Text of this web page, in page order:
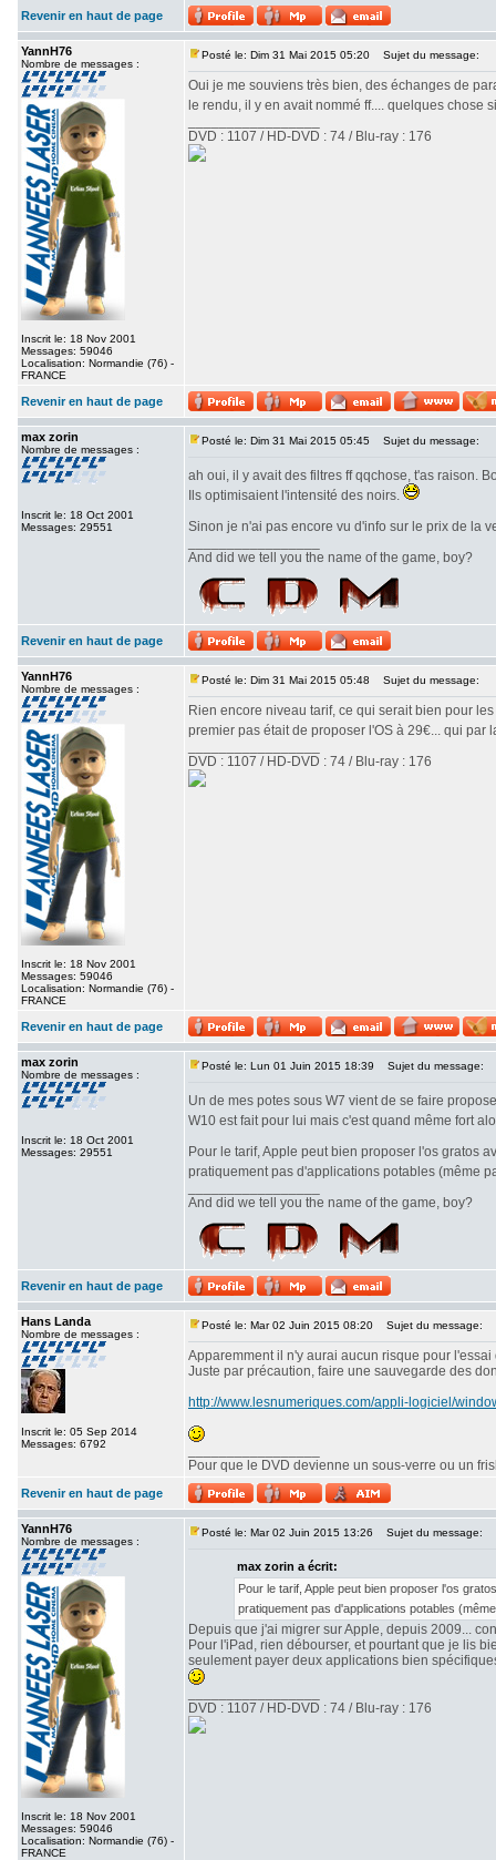
Revenir en haut de page
YannH76
Nombre de messages :
Inscrit le: 18 Nov 2001
Messages: 59046
Localisation: Normandie (76) -
FRANCE
Posté le: Dim 31 Mai 2015 05:20 Sujet du message:
Oui je me souviens très bien, des échanges de
le rendu, il y en avait nommé ff.... quelques chose
DVD : 1107 / HD-DVD : 74 / Blu-ray : 176
Revenir en haut de page
max zorin
Nombre de messages :
Inscrit le: 18 Oct 2001
Messages: 29551
Posté le: Dim 31 Mai 2015 05:45 Sujet du message:
ah oui, il y avait des filtres ff qqchose, t'as raison.
Ils optimisaient l'intensité des noirs.
Sinon je n'ai pas encore vu d'info sur le prix de la
And did we tell you the name of the game, boy?
Revenir en haut de page
YannH76
Nombre de messages :
Inscrit le: 18 Nov 2001
Messages: 59046
Localisation: Normandie (76) -
FRANCE
Posté le: Dim 31 Mai 2015 05:48 Sujet du message:
Rien encore niveau tarif, ce qui serait bien pour
premier pas était de proposer l'OS à 29€... qui
DVD : 1107 / HD-DVD : 74 / Blu-ray : 176
Revenir en haut de page
max zorin
Nombre de messages :
Inscrit le: 18 Oct 2001
Messages: 29551
Posté le: Lun 01 Juin 2015 18:39 Sujet du message:
Un de mes potes sous W7 vient de se faire
W10 est fait pour lui mais c'est quand même fort
Pour le tarif, Apple peut bien proposer l'os gratos
pratiquement pas d'applications potables (même
And did we tell you the name of the game, boy?
Revenir en haut de page
Hans Landa
Nombre de messages :
Inscrit le: 05 Sep 2014
Messages: 6792
Posté le: Mar 02 Juin 2015 08:20 Sujet du message:
Apparemment il n'y aurai aucun risque pour
Juste par précaution, faire une sauvegarde des
http://www.lesnumeriques.com/appli-logiciel/
Pour que le DVD devienne un sous-verre ou un
Revenir en haut de page
YannH76
Nombre de messages :
Inscrit le: 18 Nov 2001
Messages: 59046
Localisation: Normandie (76) -
FRANCE
Posté le: Mar 02 Juin 2015 13:26 Sujet du message:
max zorin a écrit:
Pour le tarif, Apple peut bien proposer l'os
pratiquement pas d'applications potables
Depuis que j'ai migrer sur Apple, depuis 2009...
Pour l'iPad, rien débourser, et pourtant que je lis
seulement payer deux applications bien
DVD : 1107 / HD-DVD : 74 / Blu-ray : 176